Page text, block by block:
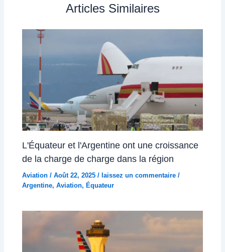
Articles Similaires
L'Équateur et l'Argentine ont une croissance
de la charge de charge dans la région
Aviation /Août 22, 2025/ laissez un commentaire /
Argentine,Aviation, Équateur